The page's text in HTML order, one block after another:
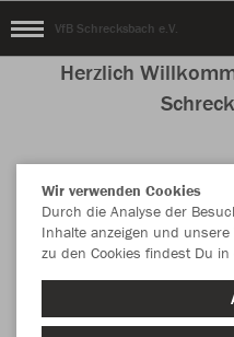
VfB Schrecksbach e.V.
Herzlich
Nachhaltig
Wir verwenden Cookies
Durch die Analyse der
Inhalte anzeigen und
zu den Cookies findest Du